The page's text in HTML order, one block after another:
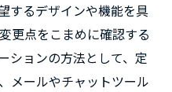
するデザインや機能を具
更点をこまめに確認する
ションの方法として、定
メールやチャットツール